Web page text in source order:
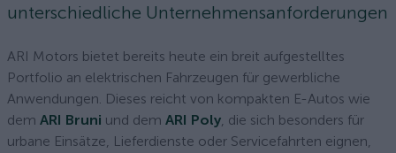
unterschiedliche Unternehmensanforderungen
ARI Motors bietet bereits heute ein breit aufgestelltes
Portfolio an elektrischen Fahrzeugen für gewerbliche
Anwendungen. Dieses reicht von kompakten E-Autos wie
dem ARI Bruni und dem ARI Poly, die sich besonders für
urbane Einsätze, Lieferdienste oder Servicefahrten eignen,